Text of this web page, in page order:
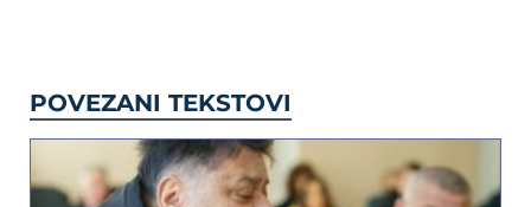
POVEZANI TEKSTOVI